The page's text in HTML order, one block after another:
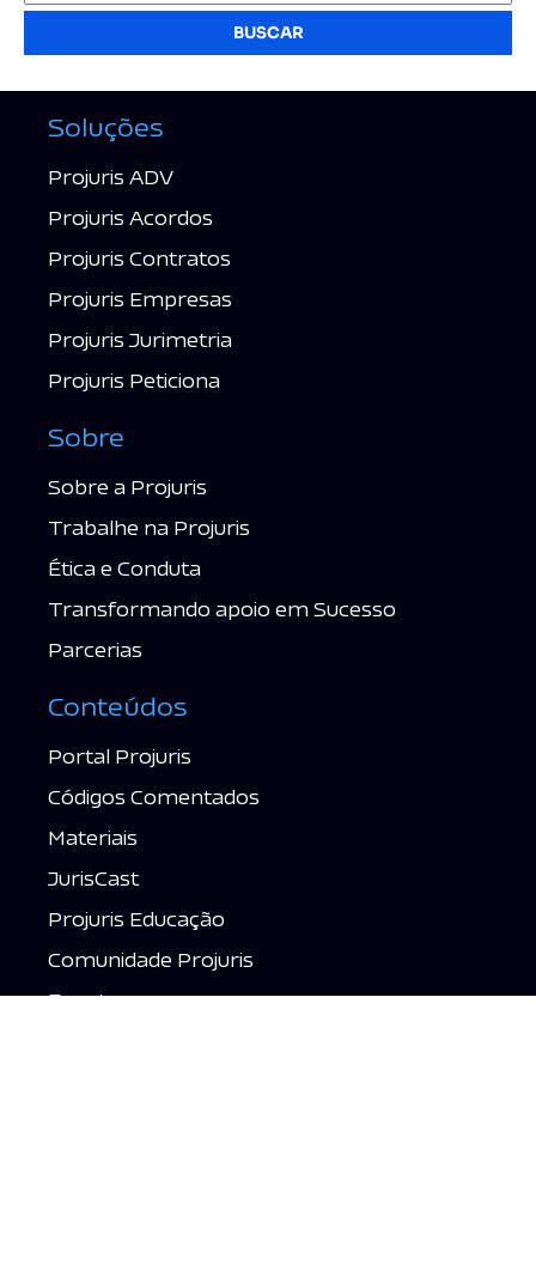
BUSCAR
Soluções
Projuris ADV
Projuris Acordos
Projuris Contratos
Projuris Empresas
Projuris Jurimetria
Projuris Peticiona
Sobre
Sobre a Projuris
Trabalhe na Projuris
Ética e Conduta
Transformando apoio em Sucesso
Parcerias
Conteúdos
Portal Projuris
Códigos Comentados
Materiais
JurisCast
Projuris Educação
Comunidade Projuris
Eventos